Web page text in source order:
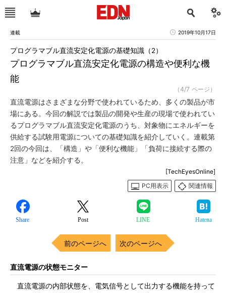
連載 2019年10月17日
プログラマブル直流安定化電源の構造や便利な機
能
プログラマブル直流安定化電源の基礎知識（2）
（4/7 ページ）
直流電源はさまざまな分野で使われているため、多くの製品が市
場にある。今回の解説では製品の開発や生産の現場で使われてい
るプログラマブル直流安定化電源のうち、対象物にエネルギーを
供給する試験用電源についての基礎知識を紹介していく。連載第
2回の今回は、「構造」や「便利な機能」「負荷に接続する際の
注意」などを紹介する。
[TechEyesOnline]
PC用表示
関連情報
Share Post LINE Hatena
前のページへ 次のページへ
直流電源の状態モニター
直流電源の内部状態を、電気信号として出力する機能を持って